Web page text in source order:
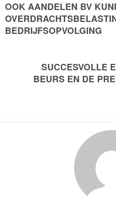
navigatie
POST
OOK AANDELEN BV
BEDRIJFSOPVOLGING
SUCCESVOLLE
BEURS EN DE